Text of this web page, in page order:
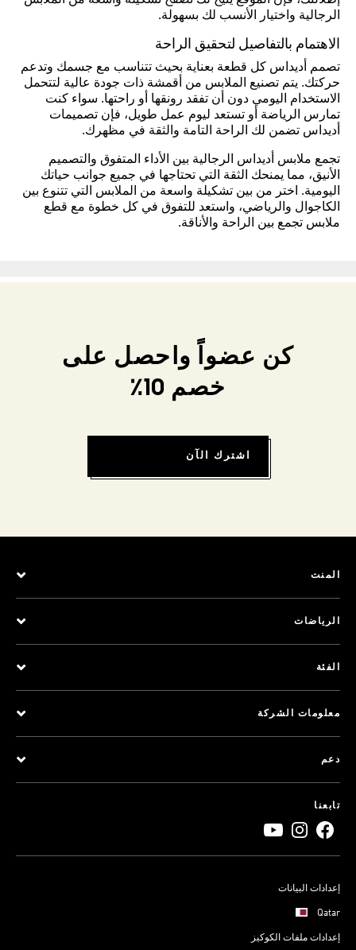
الرجالية واختيار الأنسب لك بسهولة.
الاهتمام بالتفاصيل لتحقيق الراحة
تصمم أديداس كل قطعة بعناية بحيث تتناسب مع جسمك وتدعم
حركتك. يتم تصنيع الملابس من أقمشة ذات جودة عالية لتتحمل
الاستخدام اليومي دون أن تفقد رونقها أو راحتها. سواء كنت
تمارس الرياضة أو تستعد ليوم عمل طويل، فإن تصميمات
أديداس تضمن لك الراحة التامة والثقة في مظهرك.
تجمع ملابس أديداس الرجالية بين الأداء المتفوق والتصميم
الأنيق، مما يمنحك الثقة التي تحتاجها في جميع جوانب حياتك
اليومية. اختر من بين تشكيلة واسعة من الملابس التي تتنوع بين
الكاجوال والرياضي، واستعد للتفوق في كل خطوة مع قطع
ملابس تجمع بين الراحة والأناقة.
كن عضواً واحصل على
خصم 10٪
اشترك الآن
المنت
الرياضات
الفئة
معلومات الشركة
دعم
تابعنا
إعدادات البيانات
Qatar
إعدادات ملفات الكوكيز